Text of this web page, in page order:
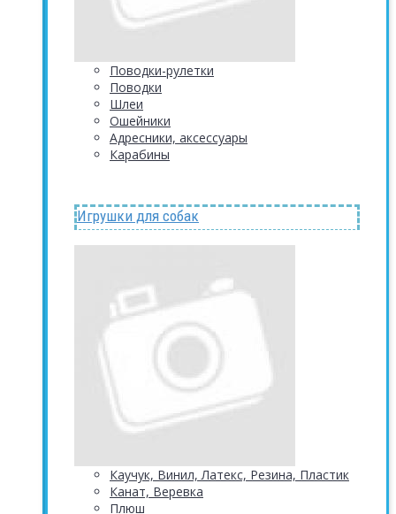
Поводки-рулетки
Поводки
Шлеи
Ошейники
Адресники, аксессуары
Карабины
Игрушки для собак
Каучук, Винил, Латекс, Резина, Пластик
Канат, Веревка
Плюш